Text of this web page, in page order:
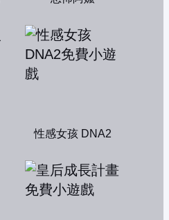
性感女孩 DNA2